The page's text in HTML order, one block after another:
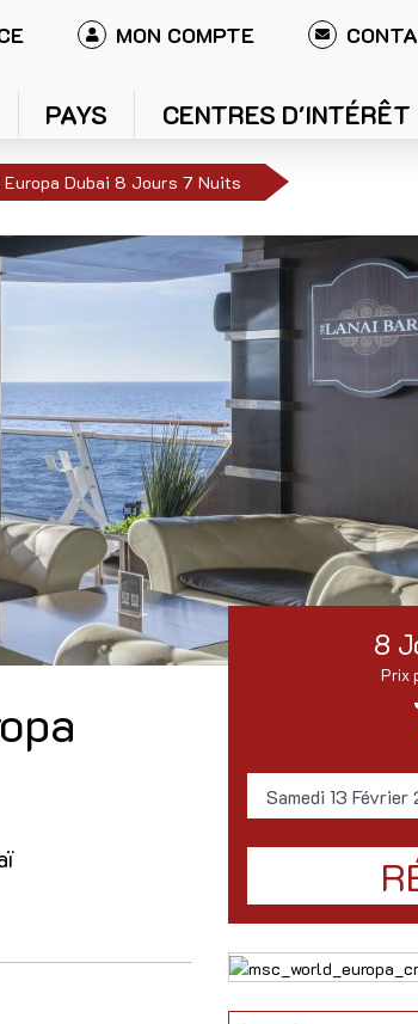
MON COMPTE
PAYS CENTRES D'INTÉRÊT
Europa Dubai 8 Jours 7 Nuits
8
Prix